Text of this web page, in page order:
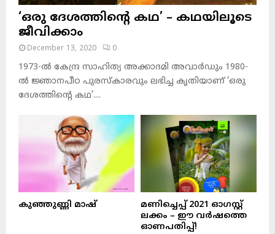
‘ഒരു ദേശത്തിന്റെ കഥ’ – കഥയിലൂടെ
ജീവിക്കാം
December 13, 2020 0
1973-ല്‍ കേന്ദ്ര സാഹിത്യ അക്കാദമി അവാര്‍ഡും 1980-
ല്‍ ജ്ഞാനപീഠ പുരസ്‌കാരവും ലഭിച്ച കൃതിയാണ് ‘ഒരു
ദേശത്തിന്റെ കഥ’....
കുഞ്ഞുണ്ണി മാഷ്‌
മണിച്ചെപ്പ് 2021 ഓഗസ്റ്റ്
ലക്കം – ഈ വർഷത്തെ
ഓണപതിപ്പ്!